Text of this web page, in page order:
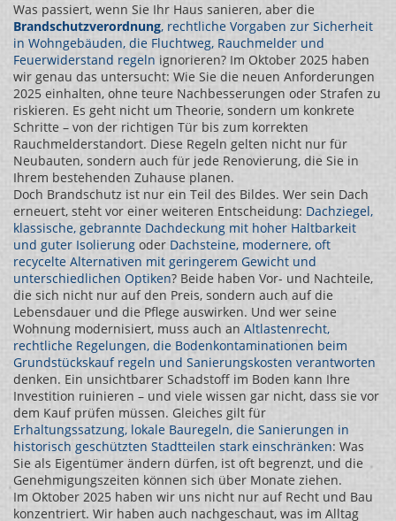
Was passiert, wenn Sie Ihr Haus sanieren, aber die
Brandschutzverordnung, rechtliche Vorgaben zur Sicherheit
in Wohngebäuden, die Fluchtweg, Rauchmelder und
Feuerwiderstand regeln ignorieren? Im Oktober 2025 haben
wir genau das untersucht: Wie Sie die neuen Anforderungen
2025 einhalten, ohne teure Nachbesserungen oder Strafen zu
riskieren. Es geht nicht um Theorie, sondern um konkrete
Schritte – von der richtigen Tür bis zum korrekten
Rauchmelderstandort. Diese Regeln gelten nicht nur für
Neubauten, sondern auch für jede Renovierung, die Sie in
Ihrem bestehenden Zuhause planen.
Doch Brandschutz ist nur ein Teil des Bildes. Wer sein Dach
erneuert, steht vor einer weiteren Entscheidung: Dachziegel,
klassische, gebrannte Dachdeckung mit hoher Haltbarkeit
und guter Isolierung oder Dachsteine, modernere, oft
recycelte Alternativen mit geringerem Gewicht und
unterschiedlichen Optiken? Beide haben Vor- und Nachteile,
die sich nicht nur auf den Preis, sondern auch auf die
Lebensdauer und die Pflege auswirken. Und wer seine
Wohnung modernisiert, muss auch an Altlastenrecht,
rechtliche Regelungen, die Bodenkontaminationen beim
Grundstückskauf regeln und Sanierungskosten verantworten
denken. Ein unsichtbarer Schadstoff im Boden kann Ihre
Investition ruinieren – und viele wissen gar nicht, dass sie vor
dem Kauf prüfen müssen. Gleiches gilt für
Erhaltungssatzung, lokale Bauregeln, die Sanierungen in
historisch geschützten Stadtteilen stark einschränken: Was
Sie als Eigentümer ändern dürfen, ist oft begrenzt, und die
Genehmigungszeiten können sich über Monate ziehen.
Im Oktober 2025 haben wir uns nicht nur auf Recht und Bau
konzentriert. Wir haben auch nachgeschaut, was im Alltag